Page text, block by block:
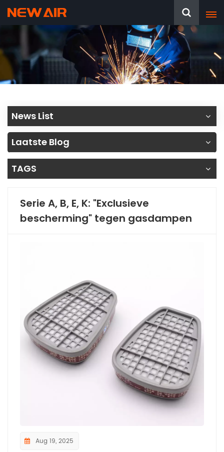
News List
Laatste Blog
TAGS
Serie A, B, E, K: "Exclusieve
bescherming" tegen gasdampen
Aug 19, 2025